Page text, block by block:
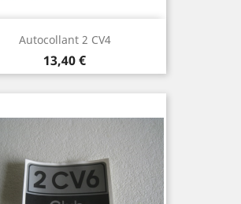
Autocollant 2 CV4
Prix
13,40 €